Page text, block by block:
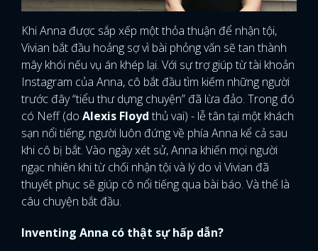
Khi Anna được sắp xếp một thỏa thuận để nhận tội,
Vivian bắt đầu hoảng sợ vì bài phỏng vấn sẽ tan thành
mây khói nếu vụ án khép lại. Với sự trợ giúp từ tài khoản
Instagram của Anna, cô bắt đầu tìm kiếm những người
trước đây “tiểu thư dựng chuyện” đã lừa đảo. Trong đó
có Neff (do Alexis Floyd thủ vai) - lễ tân tại một khách
sạn nổi tiếng, người luôn đứng về phía Anna kể cả sau
khi cô bị bắt. Vào ngày xét sử, Anna khiến mọi người
ngạc nhiên khi từ chối nhận tội và lý do vì Vivian đã
thuyết phục sẽ giúp cô nổi tiếng qua bài báo. Và thế là
câu chuyện bắt đầu.
Inventing Anna có thật sự hấp dẫn?